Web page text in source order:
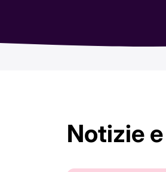
Notizie